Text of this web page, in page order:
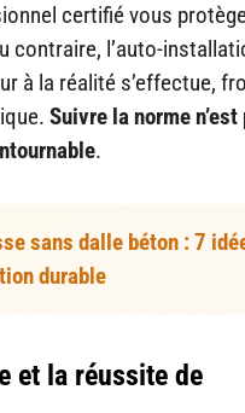
certifié vous
contraire, l’auto-
à la réalité s’effectue,
Suivre la norme n’est
.
sans dalle béton : 7
durable
et la réussite de